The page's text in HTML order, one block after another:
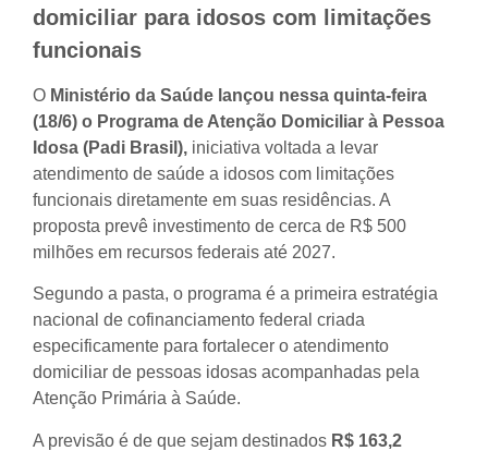
domiciliar para idosos com limitações
funcionais
O Ministério da Saúde lançou nessa quinta-feira
(18/6) o Programa de Atenção Domiciliar à Pessoa
Idosa (Padi Brasil), iniciativa voltada a levar
atendimento de saúde a idosos com limitações
funcionais diretamente em suas residências. A
proposta prevê investimento de cerca de R$ 500
milhões em recursos federais até 2027.
Segundo a pasta, o programa é a primeira estratégia
nacional de cofinanciamento federal criada
especificamente para fortalecer o atendimento
domiciliar de pessoas idosas acompanhadas pela
Atenção Primária à Saúde.
A previsão é de que sejam destinados R$ 163,2